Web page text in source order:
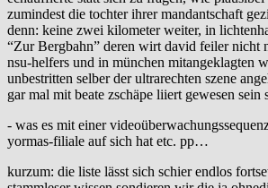
zumindest die tochter ihrer mandantschaft
denn: keine zwei kilometer weiter, in
“Zur Bergbahn” deren wirt david feiler nicht
nsu-helfers und in münchen mitangeklagten
unbestritten selber der ultrarechten szene
gar mal mit beate zschäpe liiert gewesen sein
- was es mit einer
yormas-filiale auf sich hat etc. pp…
kurzum: die liste lässt sich schier endlos